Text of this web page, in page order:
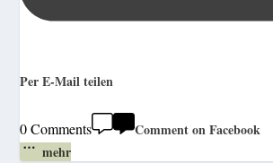
Per E-Mail teilen
0 Comments
Comment on Facebook
mehr